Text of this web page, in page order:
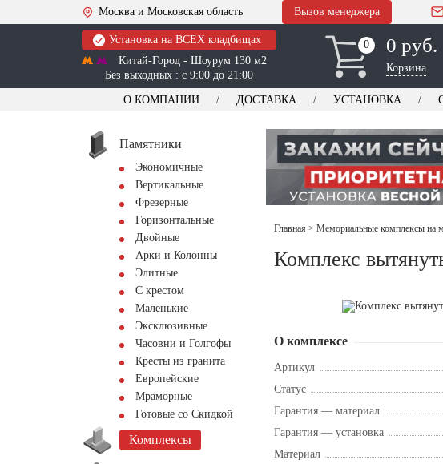
Москва и Московская область Вызов менеджера
Установка на ВСЕХ кладбищах
Китай-Город - Шоурум 130 м2
Без выходных : с 9:00 до 21:00
0
0 0 руб.
Корзина
О КОМПАНИИ ДОСТАВКА УСТАНОВКА
Памятники
Экономичные
Вертикальные
Фрезерные
Горизонтальные
Двойные
Арки и Колонны
Элитные
С крестом
Маленькие
Эксклюзивные
Часовни и Голгофы
Кресты из гранита
Европейские
Мраморные
Готовые со Скидкой
Комплексы
Главная > Мемориальные комплексы на
Комплекс
О комплексе
Артикул
Статус
Гарантия — материал
Гарантия — установка
Материал